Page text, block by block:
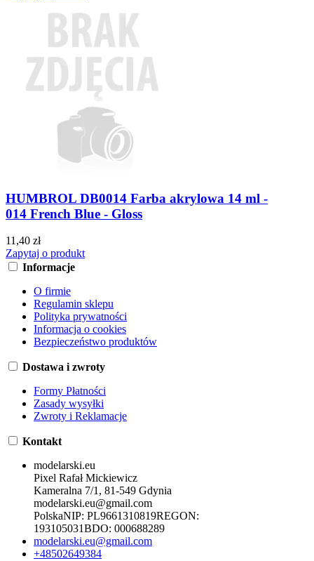
HUMBROL DB0014 Farba akrylowa 14 ml -
014 French Blue - Gloss
11,40 zł
Zapytaj o produkt
Informacje
O firmie
Regulamin sklepu
Polityka prywatności
Informacja o cookies
Bezpieczeństwo produktów
Dostawa i zwroty
Formy Płatności
Zasady wysyłki
Zwroty i Reklamacje
Kontakt
modelarski.eu
Pixel Rafał Mickiewicz
Kameralna 7/1, 81-549 Gdynia
modelarski.eu@gmail.com
PolskaNIP: PL9661310819REGON:
193105031BDO: 000688289
modelarski.eu@gmail.com
+48502649384